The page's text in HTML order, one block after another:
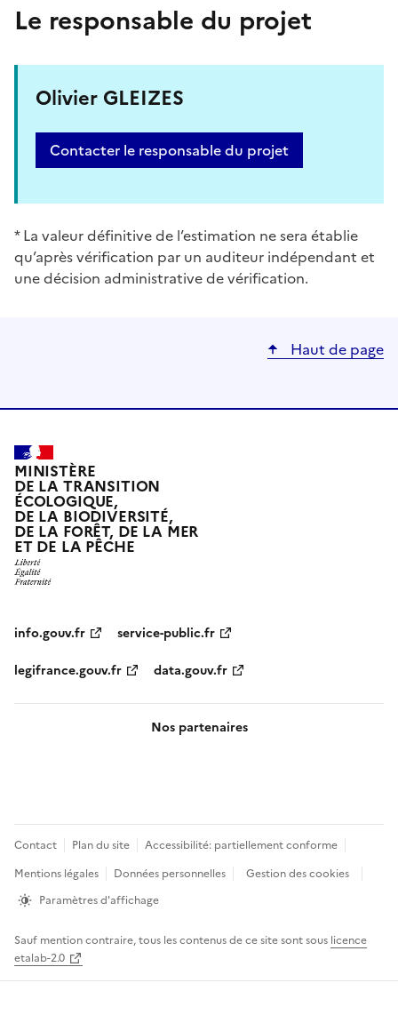
Le responsable du projet
Olivier GLEIZES
Contacter le responsable du projet
* La valeur définitive de l’estimation ne sera établie
qu’après vérification par un auditeur indépendant et
une décision administrative de vérification.
Haut de page
MINISTÈRE
DE LA TRANSITION
ÉCOLOGIQUE,
DE LA BIODIVERSITÉ,
DE LA FORÊT, DE LA MER
ET DE LA PÊCHE
info.gouv.fr
service-public.fr
legifrance.gouv.fr
data.gouv.fr
Nos partenaires
Pied
de
page
Contact Plan du site
Accessibilité: partiellement conforme
Mentions légales
Données personnelles
Gestion des cookies
Paramètres d'affichage
Sauf mention contraire, tous les contenus de ce site sont sous licence
etalab-2.0